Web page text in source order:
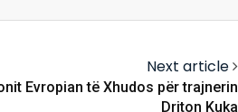
Next article
Evropian të Xhudos për trajnerin
Driton Kuka